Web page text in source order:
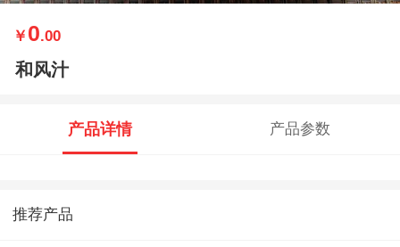
￥ 0.00
和风汁
产品详情 产品参数
推荐产品